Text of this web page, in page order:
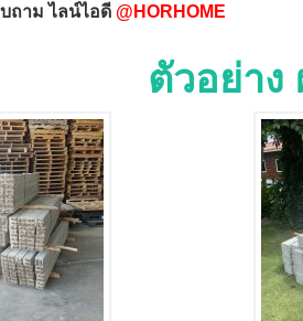
ถาม ไลน์ไอดี @HORHOME
ตัวอย่าง